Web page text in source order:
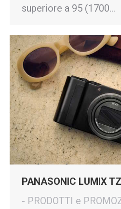
superiore a 95 (1700…
PANASONIC LUMIX
- PRODOTTI e